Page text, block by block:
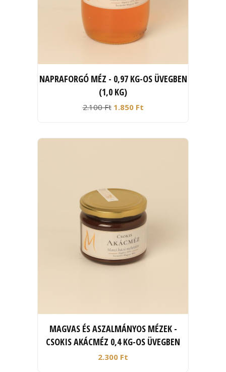
NAPRAFORGÓ MÉZ - 0,97 KG-OS ÜVEGBEN
(1,0 KG)
2.100 Ft 1.850 Ft
MAGVAS ÉS ASZALMÁNYOS MÉZEK -
CSOKIS AKÁCMÉZ 0,4 KG-OS ÜVEGBEN
2.300 Ft